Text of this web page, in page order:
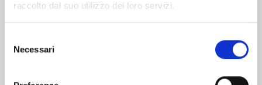
raccolto dal suo utilizzo dei loro servizi.
delNecessari